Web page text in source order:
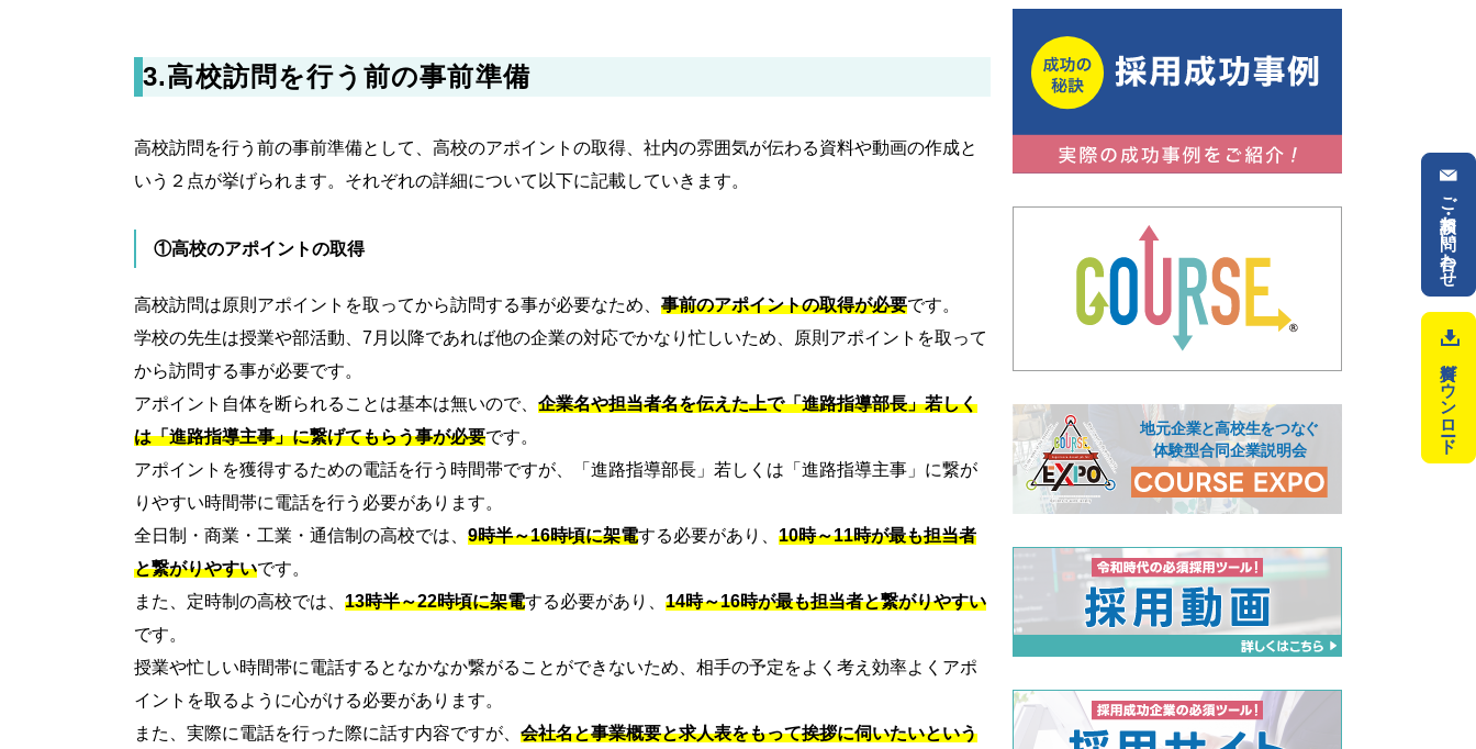
ご相談・お問い合わせ
資料ダウンロード
3.高校訪問を行う前の事前準備
高校訪問を行う前の事前準備として、高校のアポイントの取得、社内の雰囲気が伝わる資料や動画の作成と
いう２点が挙げられます。それぞれの詳細について以下に記載していきます。
①高校のアポイントの取得
高校訪問は原則アポイントを取ってから訪問する事が必要なため、 事前のアポイントの取得が必要です。
学校の先生は授業や部活動、7月以降であれば他の企業の対応でかなり忙しいため、原則アポイントを取って
から訪問する事が必要です。
アポイント自体を断られることは基本は無いので、 企業名や担当者名を伝えた上で「進路指導部長」若しく
は「進路指導主事」に繋げてもらう事が必要です。
アポイントを獲得するための電話を行う時間帯ですが、「進路指導部長」若しくは「進路指導主事」に繋が
りやすい時間帯に電話を行う必要があります。
全日制・商業・工業・通信制の高校では、 9時半～16時頃に架電する必要があり、 10時～11時が最も担当者
と繋がりやすいです。
また、定時制の高校では、 13時半～22時頃に架電する必要があり、 14時～16時が最も担当者と繋がりやすい
です。
授業や忙しい時間帯に電話するとなかなか繋がることができないため、相手の予定をよく考え効率よくアポ
イントを取るように心がける必要があります。
また、実際に電話を行った際に話す内容ですが、 会社名と事業概要と求人表をもって挨拶に伺いたいという